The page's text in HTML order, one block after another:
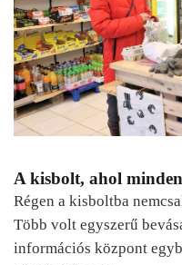
A kisbolt, ahol
Régen a kisboltba
Több volt egyszerű
információs központ